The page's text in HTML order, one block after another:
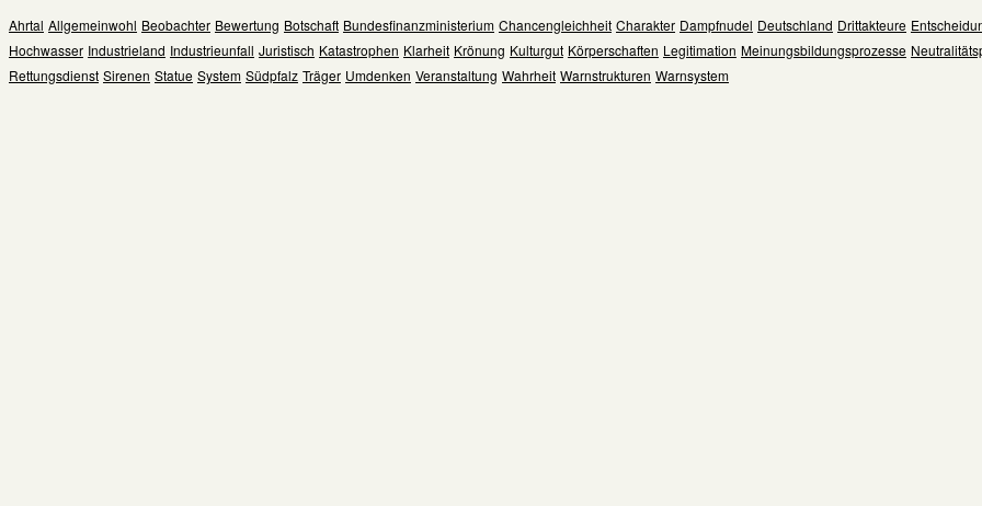
Ahrtal Allgemeinwohl Beobachter Bewertung Botschaft Bundesfinanzministerium Chancengleichheit Charakter Dampfnudel Deutschland Drittakteure
Hochwasser Industrieland Industrieunfall Juristisch Katastrophen Klarheit Krönung Kulturgut Körperschaften Legitimation Meinungsbildungsprozesse
Rettungsdienst Sirenen Statue System Südpfalz Träger Umdenken Veranstaltung Wahrheit Warnstrukturen Warnsystem